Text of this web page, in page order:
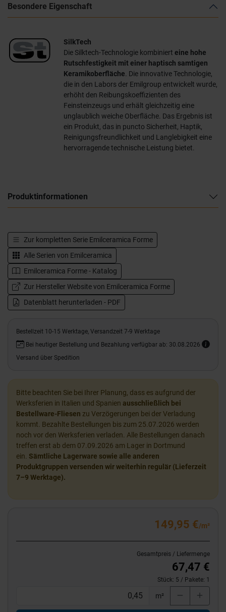
Besondere Eigenschaft
SilkTech
Die Silktech-Technologie kombiniert eine hohe
Rutschfestigkeit mit einer haptisch samtigen
Keramikoberfläche . Die innovative Technologie,
die in den Labors der Emilgroup entwickelt wurde,
erhöht den Reibungskoeffizienten des
Feinsteinzeugs und erhält gleichzeitig eine
unglaublich weiche Oberfläche. Das Ergebnis ist
ein Produkt, das in puncto Sicherheit, Haptik,
Reinigungsfreundlichkeit und Langlebigkeit eine
hervorragende technische Leistung bietet.
Produktinformationen
Zur kompletten Serie Emilceramica Forme
Alle Serien von Emilceramica
Emilceramica Forme - Katalog
Zur Hersteller Website von Emilceramica Forme
Datenblatt herunterladen - PDF
Bestellzeit 10-15 Werktage, Versandzeit 7-9 Werktage
Bei heutiger Bestellung und Bezahlung verfügbar ab: 30.08.2026
Versand über Spedition
Bitte beachten Sie bei Ihrer Planung, dass es aufgrund der
Werksferien in Italien und Spanien ausschließlich bei
Bestellware-Fliesen zu Verzögerungen bei der Verladung
kommt. Bezahlte Bestellungen bis zum 25.07.2026 werden
noch vor den Werksferien verladen. Alle Bestellungen danach
treffen erst ab dem 07.09.2026 am Lager in Dortmund
ein. Sämtliche Lagerware sowie alle anderen
Produktgruppen versenden wir weiterhin regulär (Lieferzeit
7–9 Werktage).
149,95 €/m²
Gesamtpreis / Liefermenge
67,47 €
Stück: 5 / Pakete: 1
m²